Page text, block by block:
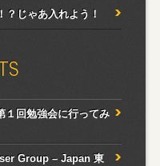
じゃあ入れよう！
１回勉強会に行ってみ
Group – Japan 東